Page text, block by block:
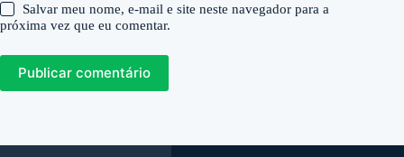
Salvar meu nome, e-mail e site neste navegador para a
próxima vez que eu comentar.
Publicar comentário